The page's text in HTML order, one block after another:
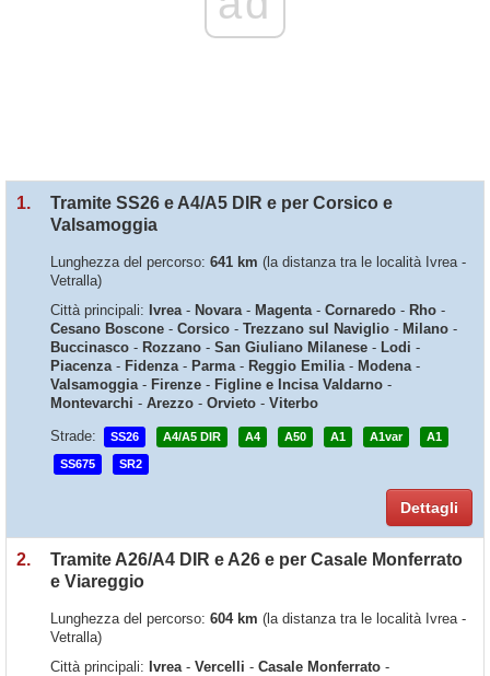
1.
Tramite SS26 e A4/A5 DIR e per Corsico e
Valsamoggia
Lunghezza del percorso: 641 km (la distanza tra le località Ivrea -
Vetralla)
Città principali: Ivrea- Novara- Magenta- Cornaredo - Rho -
Cesano Boscone - Corsico - Trezzano sul Naviglio - Milano -
Buccinasco - Rozzano - San Giuliano Milanese - Lodi -
Piacenza- Fidenza- Parma- Reggio Emilia- Modena-
Valsamoggia- Firenze - Figline e Incisa Valdarno -
Montevarchi - Arezzo - Orvieto - Viterbo
Strade:
SS26 A4/A5 DIR A4 A50 A1 A1var A1
SS675 SR2
Dettagli
2.
Tramite A26/A4 DIR e A26 e per Casale Monferrato
e Viareggio
Lunghezza del percorso: 604 km (la distanza tra le località Ivrea -
Vetralla)
Città principali: Ivrea- Vercelli - Casale Monferrato -